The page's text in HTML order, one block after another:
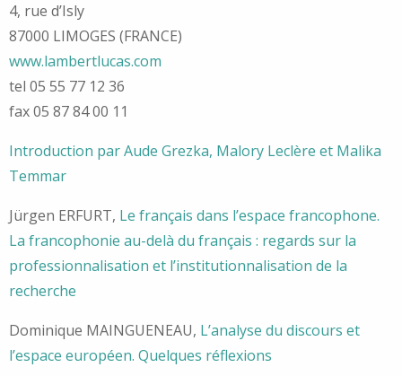
4, rue d’Isly
87000 LIMOGES (FRANCE)
www.lambertlucas.com
tel 05 55 77 12 36
fax 05 87 84 00 11
Introduction par Aude Grezka, Malory Leclère et Malika
Temmar
Jürgen ERFURT, Le français dans l’espace francophone.
La francophonie au-delà du français : regards sur la
professionnalisation et l’institutionnalisation de la
recherche
Dominique MAINGUENEAU, L’analyse du discours et
l’espace européen. Quelques réflexions